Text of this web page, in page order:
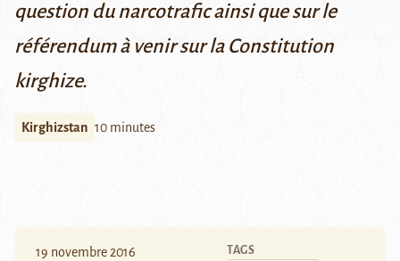
question du narcotrafic ainsi que sur le
référendum à venir sur la Constitution
kirghize.
Kirghizstan 10 minutes
19 novembre 2016 TAGS